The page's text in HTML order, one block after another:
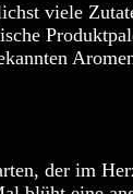
viele
der im